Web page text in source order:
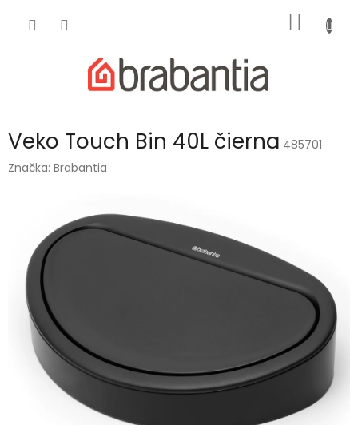
KOŠÍK
Veko Touch Bin 40L čierna 485701
Značka: Brabantia